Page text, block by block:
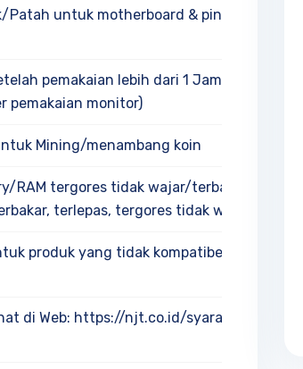
untuk motherboard & pin
pemakaian lebih dari 1 Jam (Terlihat
pemakaian monitor)
Mining/menambang koin
tergores tidak wajar/terbakar atau
terlepas, tergores tidak wajar
produk yang tidak kompatibel dengan
di Web: https://njt.co.id/syarat-dan-